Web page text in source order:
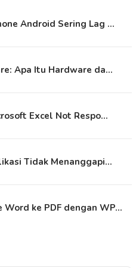
Android Sering Lag …
Apa Itu Hardware da…
Excel Not Respo…
Tidak Menanggapi…
Word ke PDF dengan WP…